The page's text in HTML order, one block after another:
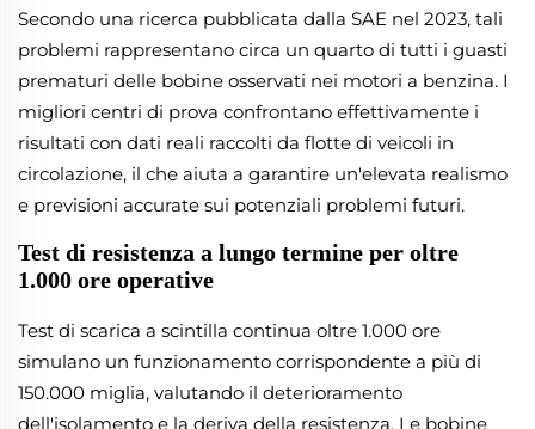
Secondo una ricerca pubblicata dalla SAE nel 2023, tali
problemi rappresentano circa un quarto di tutti i guasti
prematuri delle bobine osservati nei motori a benzina. I
migliori centri di prova confrontano effettivamente i
risultati con dati reali raccolti da flotte di veicoli in
circolazione, il che aiuta a garantire un'elevata realismo
e previsioni accurate sui potenziali problemi futuri.
Test di resistenza a lungo termine per oltre
1.000 ore operative
Test di scarica a scintilla continua oltre 1.000 ore
simulano un funzionamento corrispondente a più di
150.000 miglia, valutando il deterioramento
dell'isolamento e la deriva della resistenza. Le bobine